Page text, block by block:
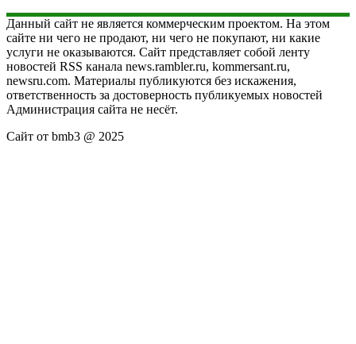
Данный сайт не является коммерческим проектом. На этом
сайте ни чего не продают, ни чего не покупают, ни какие
услуги не оказываются. Сайт представляет собой ленту
новостей RSS канала news.rambler.ru, kommersant.ru,
newsru.com. Материалы публикуются без искажения,
ответственность за достоверность публикуемых новостей
Администрация сайта не несёт.
Сайт от bmb3 @ 2025